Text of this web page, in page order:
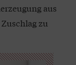
aus
zu